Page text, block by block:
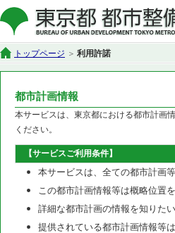
トップページ 利用許諾
都市計画情報
本サービスは、東京都における都市計画
ください。
【サービスご利用条件】
本サービスは、全ての都市計画
この都市計画情報等は概略位置
詳細な都市計画の情報を知りた
提供されている都市計画情報等